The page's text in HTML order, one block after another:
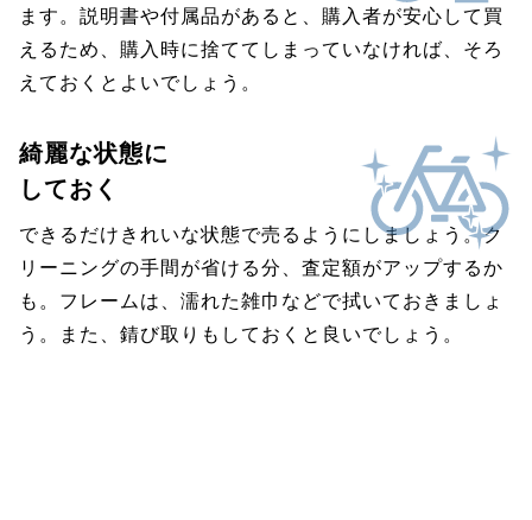
ます。説明書や付属品があると、購入者が安心して買
えるため、購入時に捨ててしまっていなければ、そろ
えておくとよいでしょう。
綺麗な状態に
しておく
できるだけきれいな状態で売るようにしましょう。ク
リーニングの手間が省ける分、査定額がアップするか
も。フレームは、濡れた雑巾などで拭いておきましょ
う。また、錆び取りもしておくと良いでしょう。